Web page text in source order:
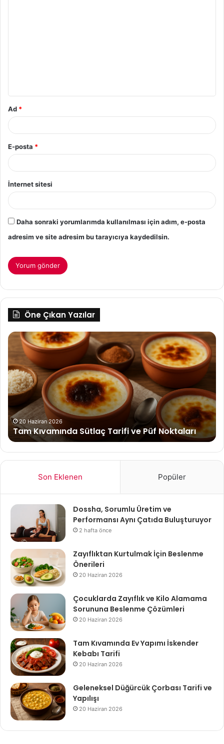
Ad *
E-posta *
İnternet sitesi
Daha sonraki yorumlarımda kullanılması için adım, e-posta
adresim ve site adresim bu tarayıcıya kaydedilsin.
Öne Çıkan Yazılar
Tam
Kıvamında
Sütlaç
Tarifi
ve
Püf
Noktaları
20 Haziran 2026
Tam Kıvamında Sütlaç Tarifi ve Püf Noktaları
Son Eklenen Popüler
Dossha, Sorumlu Üretim ve
Performansı Aynı Çatıda Buluşturuyor
2 hafta önce
Zayıflıktan Kurtulmak İçin Beslenme
Önerileri
20 Haziran 2026
Çocuklarda Zayıflık ve Kilo Alamama
Sorununa Beslenme Çözümleri
20 Haziran 2026
Tam Kıvamında Ev Yapımı İskender
Kebabı Tarifi
20 Haziran 2026
Geleneksel Düğürcük Çorbası Tarifi ve
Yapılışı
20 Haziran 2026